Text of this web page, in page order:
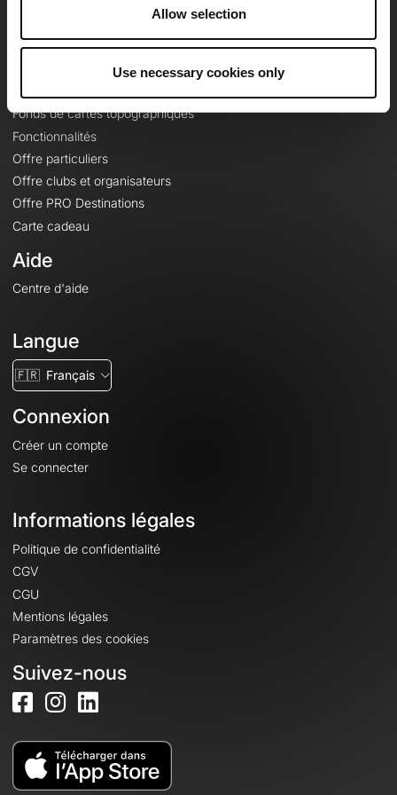
Allow selection
Use necessary cookies only
Le Mag'
Fonds de cartes topographiques
Fonctionnalités
Offre particuliers
Offre clubs et organisateurs
Offre PRO Destinations
Carte cadeau
Aide
Centre d'aide
Langue
🇫🇷 Français
Connexion
Créer un compte
Se connecter
Informations légales
Politique de confidentialité
CGV
CGU
Mentions légales
Paramètres des cookies
Suivez-nous